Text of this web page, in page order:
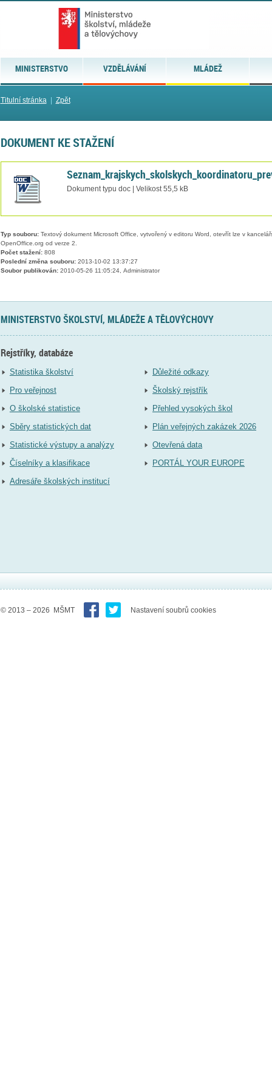
MINISTERSTVO VZDĚLÁVÁNÍ MLÁDEŽ
Titulní stránka| Zpět
DOKUMENT KE STAŽENÍ
Dokument typu doc | Velikost 55,5 kB
Typ souboru:Textový dokument Microsoft Office, vytvořený v editoru Word, otevřít lze v
OpenOffice.org od verze 2.
Počet stažení:808
Poslední změna souboru:2013-10-02 13:37:27
Soubor publikován:2010-05-26 11:05:24, Administrator
MINISTERSTVO ŠKOLSTVÍ, MLÁDEŽE A TĚLOVÝCHOVY
Rejstříky, databáze
Statistika školství
Pro veřejnost
O školské statistice
Sběry statistických dat
Statistické výstupy a analýzy
Číselníky a klasifikace
Adresáře školských institucí
Důležité odkazy
Školský rejstřík
Přehled vysokých škol
Plán veřejných zakázek 2026
Otevřená data
PORTÁL YOUR EUROPE
© 2013 – 2026 MŠMT Nastavení soubrů cookies